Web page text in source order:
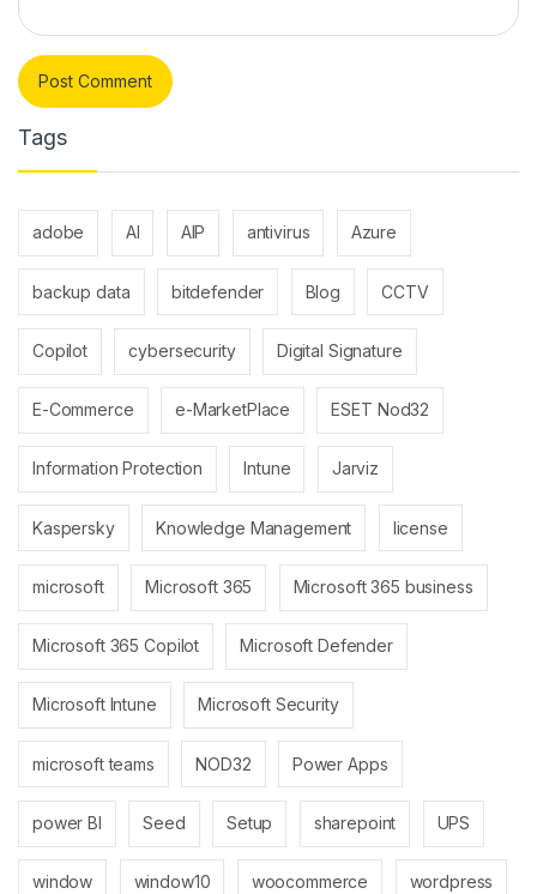
Tags
adobe AI AIP antivirus Azure
backup data bitdefender Blog CCTV
Copilot cybersecurity Digital Signature
E-Commerce e-MarketPlace ESET Nod32
Information Protection Intune Jarviz
Kaspersky Knowledge Management license
microsoft Microsoft 365 Microsoft 365 business
Microsoft 365 Copilot Microsoft Defender
Microsoft Intune Microsoft Security
microsoft teams NOD32 Power Apps
power BI Seed Setup sharepoint UPS
window window10 woocommerce wordpress